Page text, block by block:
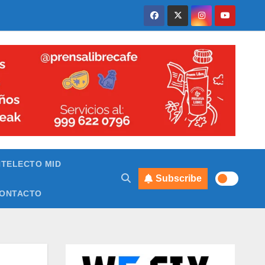
MID
Subscribe